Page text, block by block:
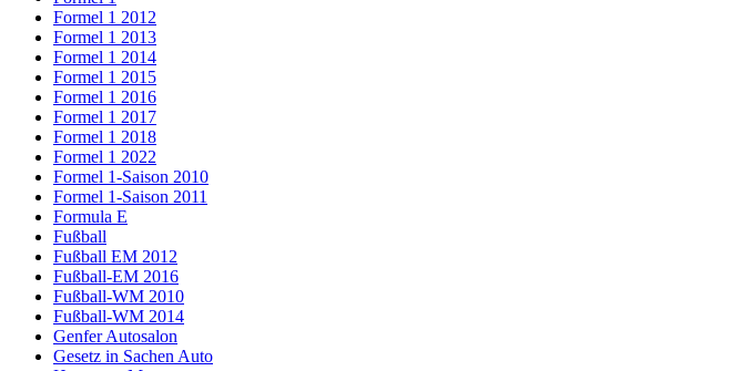
Formel 1 2012
Formel 1 2013
Formel 1 2014
Formel 1 2015
Formel 1 2016
Formel 1 2017
Formel 1 2018
Formel 1 2022
Formel 1-Saison 2010
Formel 1-Saison 2011
Formula E
Fußball
Fußball EM 2012
Fußball-EM 2016
Fußball-WM 2010
Fußball-WM 2014
Genfer Autosalon
Gesetz in Sachen Auto